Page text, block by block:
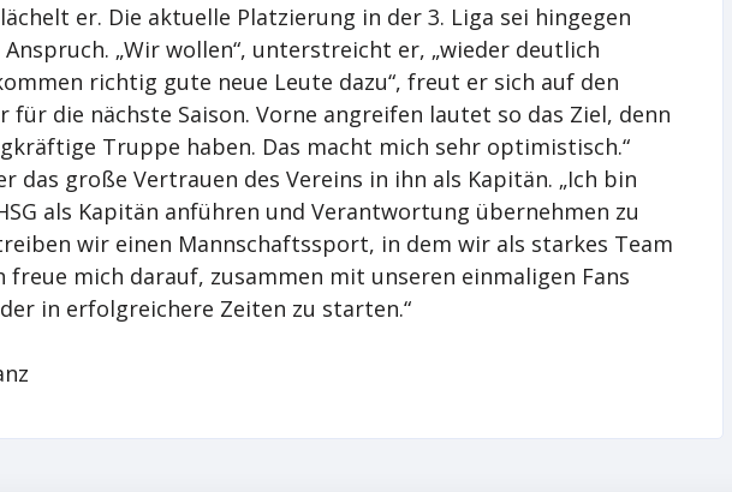
er. Die aktuelle Platzierung in der 3. Liga sei hingegen
„Wir wollen“, unterstreicht er, „wieder deutlich
richtig gute neue Leute dazu“, freut er sich auf den
für die nächste Saison. Vorne angreifen lautet so das Ziel, denn
Truppe haben. Das macht mich sehr optimistisch.“
das große Vertrauen des Vereins in ihn als Kapitän. „Ich bin
als Kapitän anführen und Verantwortung übernehmen zu
wir einen Mannschaftssport, in dem wir als starkes Team
freue mich darauf, zusammen mit unseren einmaligen Fans
in erfolgreichere Zeiten zu starten.“